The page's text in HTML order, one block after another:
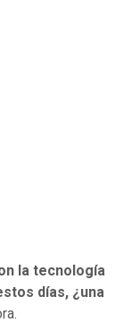
la tecnología
días, ¿una